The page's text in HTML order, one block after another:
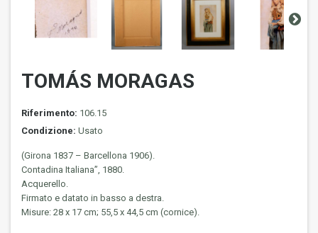
TOMÁS MORAGAS
Riferimento: 106.15
Condizione: Usato
(Girona 1837 – Barcellona 1906).
Contadina Italiana”, 1880.
Acquerello.
Firmato e datato in basso a destra.
Misure: 28 x 17 cm; 55,5 x 44,5 cm (cornice).